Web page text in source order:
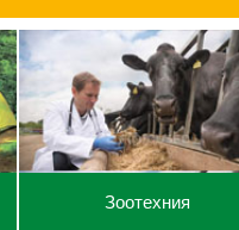
Зоотехния